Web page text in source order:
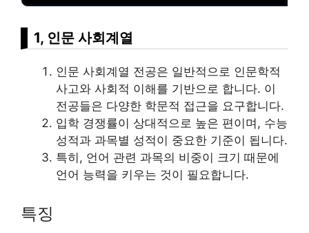
1, 인문 사회계열
인문 사회계열 전공은 일반적으로 인문학적
사고와 사회적 이해를 기반으로 합니다. 이
전공들은 다양한 학문적 접근을 요구합니다.
입학 경쟁률이 상대적으로 높은 편이며, 수능
성적과 과목별 성적이 중요한 기준이 됩니다.
특히, 언어 관련 과목의 비중이 크기 때문에
언어 능력을 키우는 것이 필요합니다.
특징